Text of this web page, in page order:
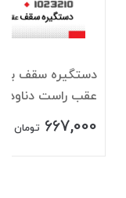
دستگيره سقف
عقب راست
667,000 تومان